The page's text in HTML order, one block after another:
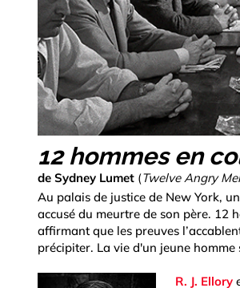
12 hommes en
de Sydney Lumet (Twelve Angry
Au palais de justice de New York,
accusé du meurtre de son père. 12
affirmant que les preuves
précipiter. La vie d'un jeune homme
R. J. Ellory